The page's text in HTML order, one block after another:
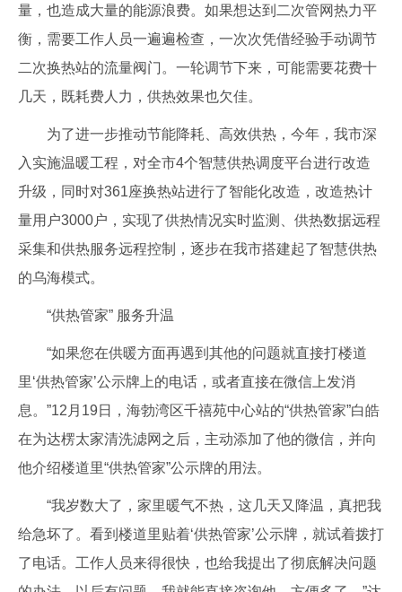
量，也造成大量的能源浪费。如果想达到二次管网热力平
衡，需要工作人员一遍遍检查，一次次凭借经验手动调节
二次换热站的流量阀门。一轮调节下来，可能需要花费十
几天，既耗费人力，供热效果也欠佳。
为了进一步推动节能降耗、高效供热，今年，我市深
入实施温暖工程，对全市4个智慧供热调度平台进行改造
升级，同时对361座换热站进行了智能化改造，改造热计
量用户3000户，实现了供热情况实时监测、供热数据远程
采集和供热服务远程控制，逐步在我市搭建起了智慧供热
的乌海模式。
“供热管家” 服务升温
“如果您在供暖方面再遇到其他的问题就直接打楼道
里‘供热管家’公示牌上的电话，或者直接在微信上发消
息。”12月19日，海勃湾区千禧苑中心站的“供热管家”白皓
在为达楞太家清洗滤网之后，主动添加了他的微信，并向
他介绍楼道里“供热管家”公示牌的用法。
“我岁数大了，家里暖气不热，这几天又降温，真把我
给急坏了。看到楼道里贴着‘供热管家’公示牌，就试着拨打
了电话。工作人员来得很快，也给我提出了彻底解决问题